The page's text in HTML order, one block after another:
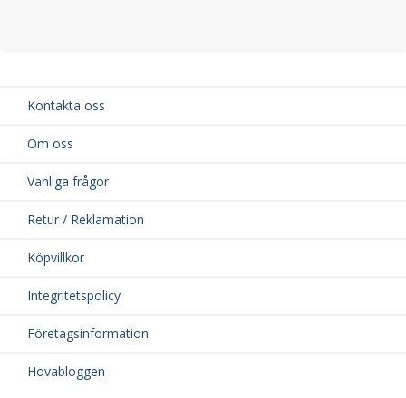
Kontakta oss
Om oss
Vanliga frågor
Retur / Reklamation
Köpvillkor
Integritetspolicy
Företagsinformation
Hovabloggen